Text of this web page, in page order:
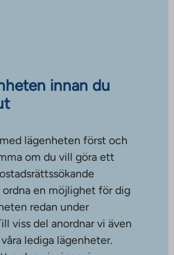
innan du
lägenheten först och
om du vill göra ett
en möjlighet för dig
redan under
viss del anordnar vi även
lediga lägenheter.